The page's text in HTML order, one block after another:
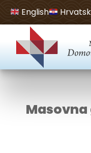
Open toolbar
English